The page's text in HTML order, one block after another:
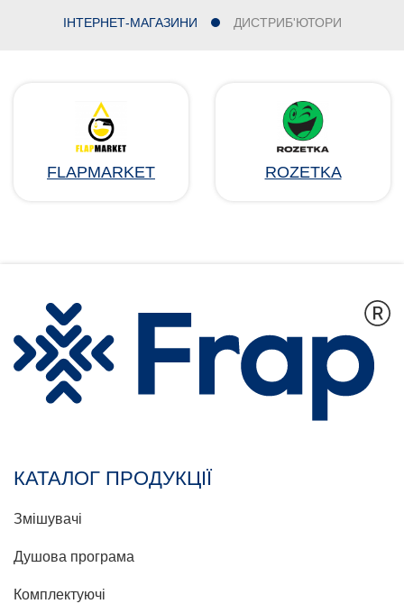
ІНТЕРНЕТ-МАГАЗИНИ ДИСТРИБ'ЮТОРИ
FLAPMARKET ROZETKA
КАТАЛОГ ПРОДУКЦІЇ
Змішувачі
Душова програма
Комплектуючі